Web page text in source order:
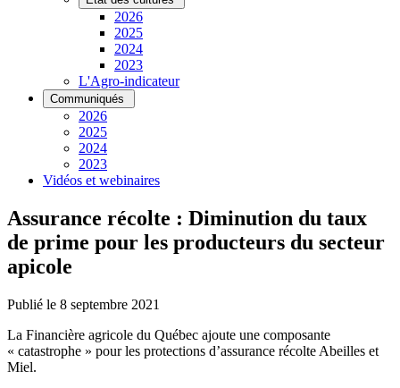
2026
2025
2024
2023
L'Agro-indicateur
Communiqués
2026
2025
2024
2023
Vidéos et webinaires
Assurance récolte : Diminution du taux
de prime pour les producteurs du secteur
apicole
Publié le 8 septembre 2021
La Financière agricole du Québec ajoute une composante
« catastrophe » pour les protections d’assurance récolte Abeilles et
Miel.